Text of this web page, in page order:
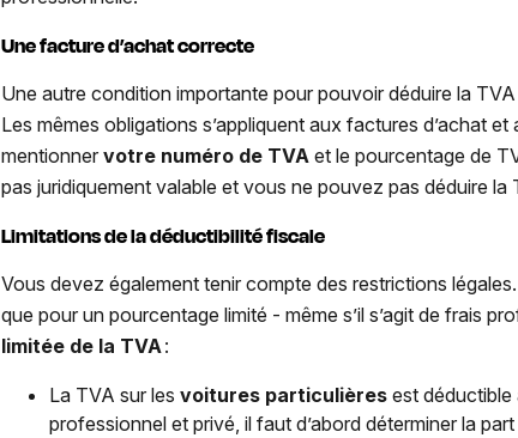
Une facture d’achat correcte
Une autre condition importante pour pouvoir déduire la
Les mêmes obligations s’appliquent aux factures d’achat
mentionnervotre numéro de TVA et le pourcentage de
pas juridiquement valable et vous ne pouvez pas déduire la
Limitations de la déductibilité fiscale
Vous devez également tenir compte des restrictions
que pour un pourcentage limité - même s’il s’agit defrais
limitée de la TVA :
La TVA sur lesvoitures particulières est déductible
professionnel et privé, il faut d’abord déterminer la